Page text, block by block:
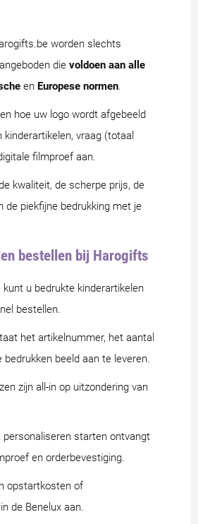
worden slechts
die voldoen aan alle
en Europese normen.
hoe uw logo wordt afgebeeld
kinderartikelen, vraag (totaal
filmproef aan.
kwaliteit, de scherpe prijs, de
de piekfijne bedrukking met je
bestellen bij Harogifts
kunt u bedrukte kinderartikelen
bestellen.
het artikelnummer, het aantal
bedrukken beeld aan te leveren.
zijn all-in op uitzondering van
starten ontvangt
en orderbevestiging.
opstartkosten of
de Benelux aan.